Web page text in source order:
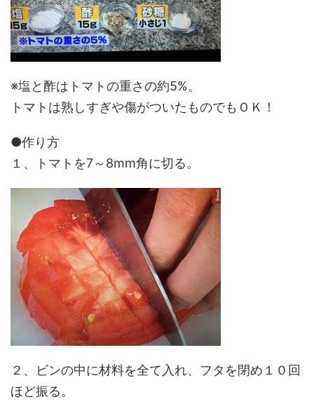
※塩と酢はトマトの重さの約5%。
トマトは熟しすぎや傷がついたものでもＯＫ！
●作り方
１、トマトを7～8mm角に切る。
２、ビンの中に材料を全て入れ、フタを閉め１０回
ほど振る。